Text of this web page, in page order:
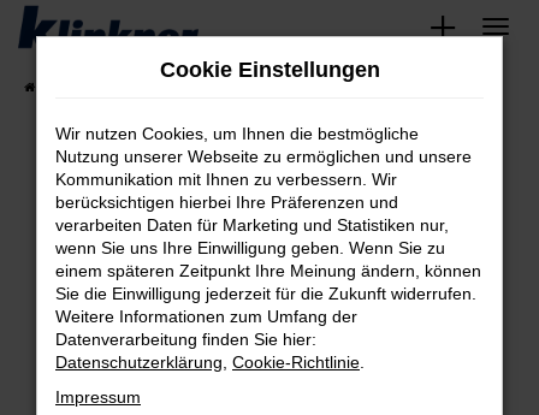
Zum
springen
Fehler: Network Error
Beim Laden ist ein Fehler aufgetreten.
Hier sind ein paar Tipps, die dir helfen können:
Überprüfe deine Firewall und deine
Internetverbindung.
Laden andere Webseiten, zum Beispiel deine
Suchmaschine?
Cookie Einstellungen
Wir nutzen Cookies, um Ihnen die bestmögliche
Nutzung unserer Webseite zu ermöglichen und unsere
Kommunikation mit Ihnen zu verbessern. Wir
berücksichtigen hierbei Ihre Präferenzen und
verarbeiten Daten für Marketing und Statistiken nur,
wenn Sie uns Ihre Einwilligung geben. Wenn Sie zu
einem späteren Zeitpunkt Ihre Meinung ändern, können
Sie die Einwilligung jederzeit für die Zukunft widerrufen.
Weitere Informationen zum Umfang der
Datenverarbeitung finden Sie hier:
Datenschutzerklärung Cookie-Richtlinie
Impressum